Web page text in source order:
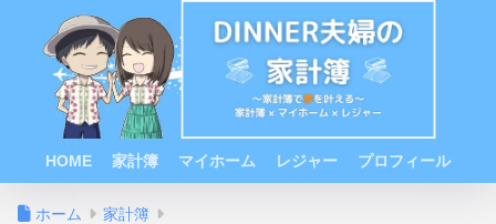
HOME 家計簿 マイホーム レジャー プロフィール
ホーム 家計簿